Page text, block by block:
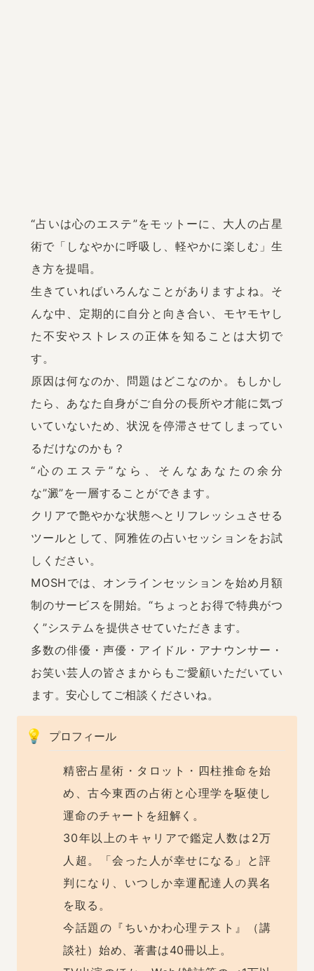
“占いは心のエステ”をモットーに、大人の占星
術で「しなやかに呼吸し、軽やかに楽しむ」生
き方を提唱。
生きていればいろんなことがありますよね。そ
んな中、定期的に自分と向き合い、モヤモヤし
た不安やストレスの正体を知ることは大切で
す。
原因は何なのか、問題はどこなのか。もしかし
たら、あなた自身がご自分の長所や才能に気づ
いていないため、状況を停滞させてしまってい
るだけなのかも？
“心のエステ”なら、そんなあなたの余分
な”澱”を一層することができます。
クリアで艶やかな状態へとリフレッシュさせる
ツールとして、阿雅佐の占いセッションをお試
しください。
MOSHでは、オンラインセッションを始め月額
制のサービスを開始。“ちょっとお得で特典がつ
く”システムを提供させていただきます。
多数の俳優・声優・アイドル・アナウンサー・
お笑い芸人の皆さまからもご愛顧いただいてい
ます。安心してご相談くださいね。
💡 プロフィール
精密占星術・タロット・四柱推命を始
め、古今東西の占術と心理学を駆使し
運命のチャートを紐解く。
30年以上のキャリアで鑑定人数は2万
人超。「会った人が幸せになる」と評
判になり、いつしか幸運配達人の異名
を取る。
今話題の『ちいかわ心理テスト』（講
談社）始め、著書は40冊以上。